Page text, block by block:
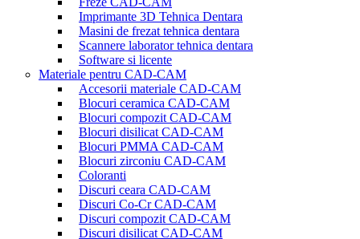
Imprimante 3D Tehnica Dentara
Masini de frezat tehnica dentara
Scannere laborator tehnica dentara
Software si licente
Materiale pentru CAD-CAM
Accesorii materiale CAD-CAM
Blocuri ceramica CAD-CAM
Blocuri compozit CAD-CAM
Blocuri disilicat CAD-CAM
Blocuri PMMA CAD-CAM
Blocuri zirconiu CAD-CAM
Coloranti
Discuri ceara CAD-CAM
Discuri Co-Cr CAD-CAM
Discuri compozit CAD-CAM
Discuri disilicat CAD-CAM